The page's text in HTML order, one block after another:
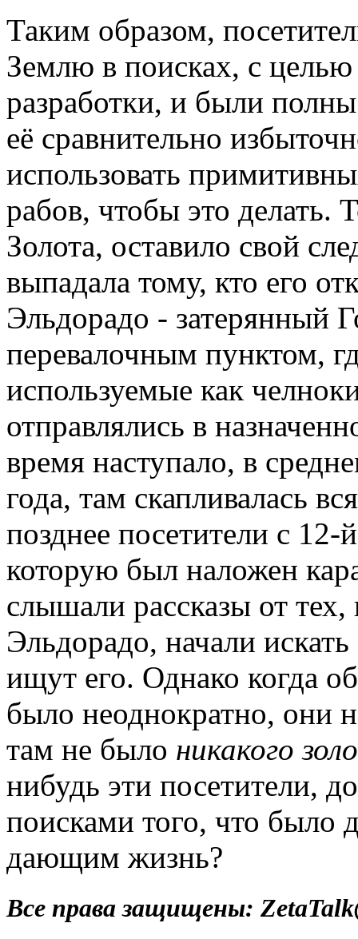
Таким образом,
Землю в поисках, с
разработки, и были
её сравнительно
использовать
рабов, чтобы это делать.
Золота, оставило свой
выпадала тому, кто его
Эльдорадо - затерянный
перевалочным пунктом,
используемые как
отправлялись в
время наступало, в
года, там скапливалась
позднее посетители с
которую был наложен
слышали рассказы от тех,
Эльдорадо, начали
ищут его. Однако когда
было неоднократно, они
там не было никакого
нибудь эти посетители,
поисками того, что было
дающим жизнь?
Все права защищены: